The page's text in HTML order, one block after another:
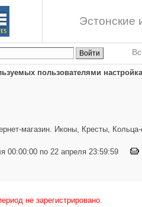
Эстонские
пользователями
магазин. Иконы, Кресты, Кольца-
00:00:00 по 22 апреля 23:59:59
не зарегистрировано.